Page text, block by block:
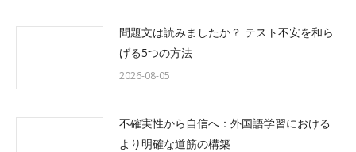
問題文は読みましたか？ テスト不安を和ら
げる5つの方法
2026-08-05
不確実性から自信へ：外国語学習における
より明確な道筋の構築